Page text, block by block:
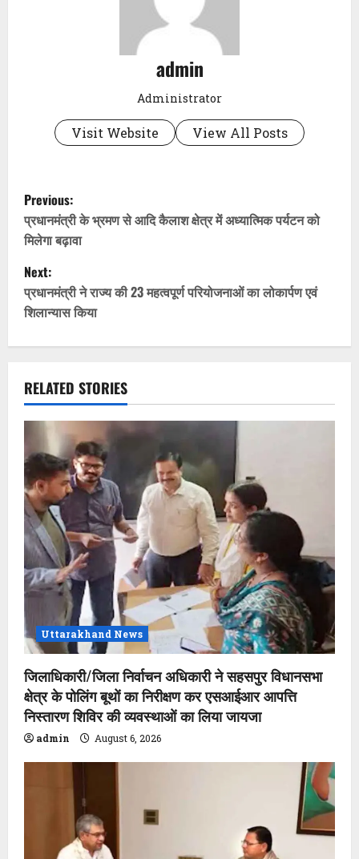
admin
Administrator
Visit Website View All Posts
P
o
s
t
n
v
i
g
a
t
i
o
n
Previous:
प्रधानमंत्री के भ्रमण से आदि कैलाश क्षेत्र में अध्यात्मिक पर्यटन को
मिलेगा बढ़ावा
Next:
प्रधानमंत्री ने राज्य की 23 महत्वपूर्ण परियोजनाओं का लोकार्पण एवं
शिलान्यास किया
RELATED STORIES
Uttarakhand News
जिलाधिकारी/जिला निर्वाचन अधिकारी ने सहसपुर विधानसभा
क्षेत्र के पोलिंग बूथों का निरीक्षण कर एसआईआर आपत्ति
निस्तारण शिविर की व्यवस्थाओं का लिया जायजा
admin August 6, 2026